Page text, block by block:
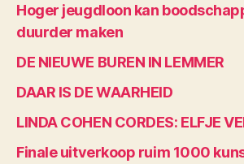
Hoger jeugdloon kan
duurder maken
DE NIEUWE BUREN IN LEMMER
DAAR IS DE WAARHEID
LINDA COHEN CORDES: ELFJE
Finale uitverkoop ruim 1000